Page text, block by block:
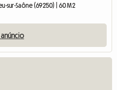
sur-Saône (69250) | 60 M2
anúncio